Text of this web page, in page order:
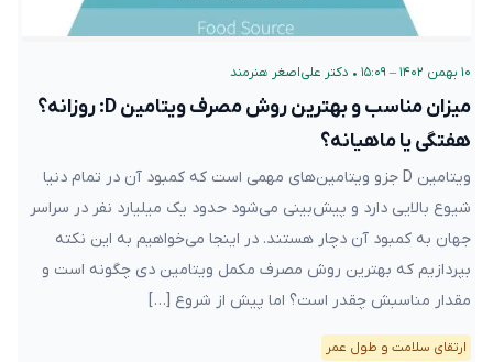
۱۰ بهمن ۱۴۰۲ – ۱۵:۰۹ • دکتر علی‌اصغر هنرمند
میزان مناسب و بهترین روش مصرف ویتامین D: روزانه؟
هفتگی یا ماهیانه؟
ویتامین D جزو ویتامین‌های مهمی است که کمبود آن در تمام دنیا
شیوع بالایی دارد و پیش‌بینی می‌شود حدود یک میلیارد نفر در سراسر
جهان به کمبود آن دچار هستند. در اینجا می‌خواهیم به این نکته
بپردازیم که بهترین روش مصرف مکمل ویتامین دی چگونه است و
مقدار مناسبش چقدر است؟ اما پیش از شروع […]
ارتقای سلامت و طول عمر